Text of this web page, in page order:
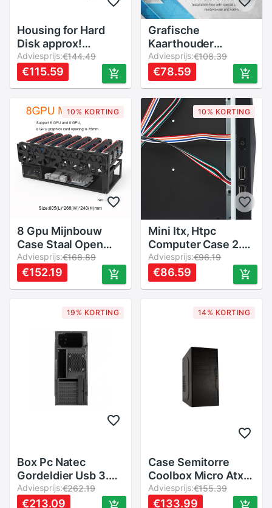
Housing for Hard
Disk approx!
APPHDD300B 2,5"
SATA USB 3.0 Black
Adviesprijs:€144.49
€115.59
Grafische
Kaarthouder
Verticale Stand
Desktop Case
Videokaart
Extension
Montagebeugel
Voor 7 Pci Chassis
Pc Case Voor
Phanteks
Adviesprijs:€108.39
€78.59
10% KORTING
8 Gpu Mijnbouw
Case Staal Open
Lucht Mijnwerker
Rig Computer Case
Eth Frame Rig Voor
Ongemonteerd
Adviesprijs:€168.89
€152.19
10% KORTING
Mini Itx, Htpc
Computer Case 2.0,
Usb Desktop Case,
Praktische Power
Horizontale Voor
Adviesprijs:€96.19
€86.59
19% KORTING
Box Pc Natec
Gordeldier Usb 3.0
Zwart
Adviesprijs:€262.19
€213.09
14% KORTING
Case Semitorre
Coolbox Micro Atx
M550 Zonder F.
Een. 2XUSB3.0
Adviesprijs:€155.39
€133.99